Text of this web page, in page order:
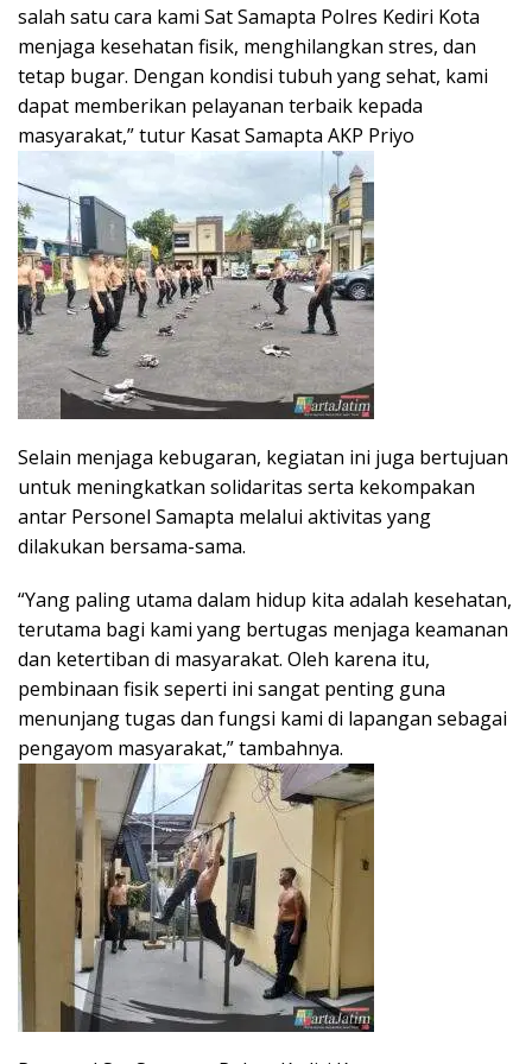
salah satu cara kami Sat Samapta Polres Kediri Kota
menjaga kesehatan fisik, menghilangkan stres, dan
tetap bugar. Dengan kondisi tubuh yang sehat, kami
dapat memberikan pelayanan terbaik kepada
masyarakat,” tutur Kasat Samapta AKP Priyo
Selain menjaga kebugaran, kegiatan ini juga bertujuan
untuk meningkatkan solidaritas serta kekompakan
antar Personel Samapta melalui aktivitas yang
dilakukan bersama-sama.
“Yang paling utama dalam hidup kita adalah kesehatan,
terutama bagi kami yang bertugas menjaga keamanan
dan ketertiban di masyarakat. Oleh karena itu,
pembinaan fisik seperti ini sangat penting guna
menunjang tugas dan fungsi kami di lapangan sebagai
pengayom masyarakat,” tambahnya.